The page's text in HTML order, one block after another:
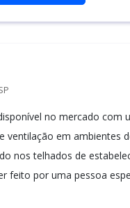
no mercado com
ventilação em ambientes
nos telhados de
feito por uma pessoa